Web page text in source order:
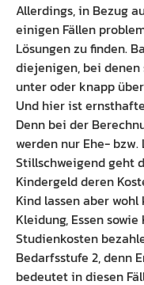
Allerdings, in Bezug
einigen Fällen
Lösungen zu finden.
diejenigen, bei
unter oder knapp
Und hier ist
Denn bei der
werden nur Ehe-
Stillschweigend geht
Kindergeld deren
Kind lassen aber
Kleidung, Essen
Studienkosten
Bedarfsstufe 2, denn
bedeutet in diesen